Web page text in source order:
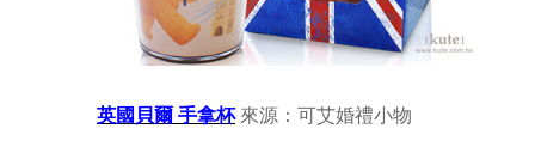
英國貝爾 手拿杯 來源： 可艾婚禮小物